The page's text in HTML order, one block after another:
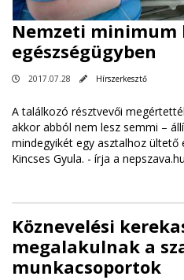
Nemzeti minimum
egészségügyben
2017.07.28 Hírszerkesztő
A találkozó résztvevői
akkor abból nem lesz semmi –
mindegyikét egy asztalhoz ültető
Kincses Gyula. - írja a nepszava.hu
Köznevelési
megalakulnak a
munkacsoportok